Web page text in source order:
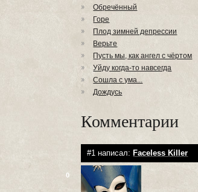
Обречённый
Горе
Плод зимней депрессии
Верьте
Пусть мы, как ангел с чёртом
Уйду когда-то навсегда
Сошла с ума...
Дождусь
Комментарии
#1 написал: Faceless Killer
0